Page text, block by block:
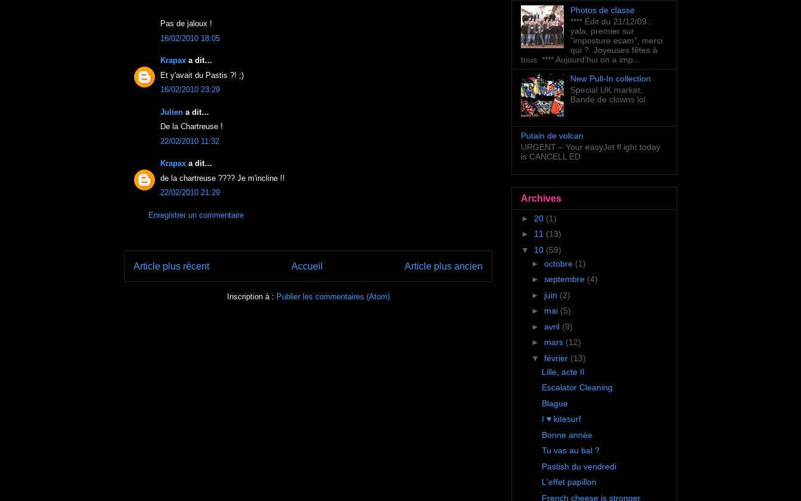
Pas de jaloux !
16/02/2010 18:05
Krapax a dit…
Et y'avait du Pastis ?! ;)
16/02/2010 23:29
Julien a dit…
De la Chartreuse !
22/02/2010 11:32
Krapax a dit…
de la chartreuse ???? Je m'incline !!
22/02/2010 21:29
Enregistrer un commentaire
Article plus récent Article plus ancien
Accueil
Inscription à : Publier les commentaires (Atom)
Photos de classe
**** Édit du 21/12/09 :
yala, premier sur
"imposture ecam", merci
qui ? Joyeuses fêtes à
tous. **** Aujourd'hui on a imp...
New Pull-In collection
Special UK market.
Bande de clowns lol
Putain de volcan
URGENT – Your easyJet fl ight today
is CANCELL ED
Archives
► 20 (1)
► 11 (13)
▼ 10 (59)
► octobre (1)
► septembre (4)
► juin (2)
► mai (5)
► avril (9)
► mars (12)
▼ février (13)
Lille, acte II
Escalator Cleaning
Blague
I ♥ kitesurf
Bonne année
Tu vas au bal ?
Pastish du vendredi
L'effet papillon
French cheese is stronger